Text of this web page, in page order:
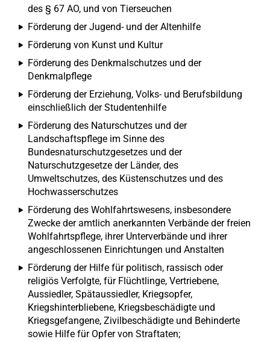
des § 67 AO, und von Tierseuchen
Förderung der Jugend- und der Altenhilfe
Förderung von Kunst und Kultur
Förderung des Denkmalschutzes und der
Denkmalpflege
Förderung der Erziehung, Volks- und Berufsbildung
einschließlich der Studentenhilfe
Förderung des Naturschutzes und der
Landschaftspflege im Sinne des
Bundesnaturschutzgesetzes und der
Naturschutzgesetze der Länder, des
Umweltschutzes, des Küstenschutzes und des
Hochwasserschutzes
Förderung des Wohlfahrtswesens, insbesondere
Zwecke der amtlich anerkannten Verbände der freien
Wohlfahrtspflege, ihrer Unterverbände und ihrer
angeschlossenen Einrichtungen und Anstalten
Förderung der Hilfe für politisch, rassisch oder
religiös Verfolgte, für Flüchtlinge, Vertriebene,
Aussiedler, Spätaussiedler, Kriegsopfer,
Kriegshinterbliebene, Kriegsbeschädigte und
Kriegsgefangene, Zivilbeschädigte und Behinderte
sowie Hilfe für Opfer von Straftaten;